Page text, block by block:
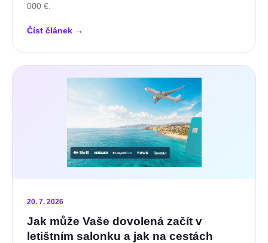
000 €.
Číst článek →
20. 7. 2026
Jak může Vaše dovolená začít v
letištním salonku a jak na cestách